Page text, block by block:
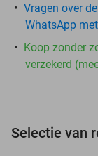
Vragen over
WhatsApp
Koop zonder
verzekerd
Selectie van